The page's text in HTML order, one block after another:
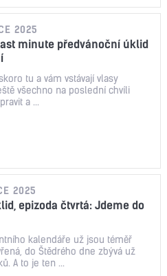
2025
minute předvánoční úklid
tu a vám vstávají vlasy
všechno na poslední chvíli
a ...
2025
epizoda čtvrtá: Jdeme do
kalendáře už jsou téměř
do Štědrého dne zbývá už
A to je ten ...